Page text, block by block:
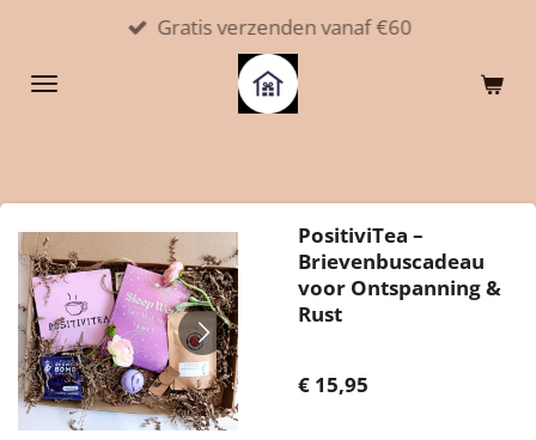
naar
Gratis verzenden vanaf €60
PositiviTea –
Brievenbuscadeau
voor Ontspanning &
Rust
€ 15,95